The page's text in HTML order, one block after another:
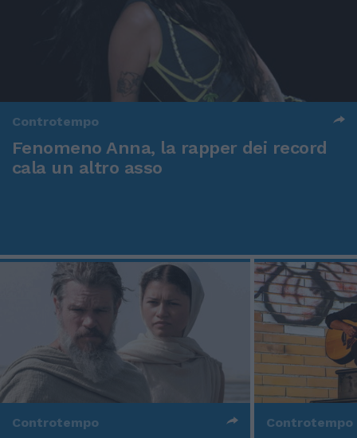
Controtempo
Fenomeno Anna, la rapper dei record
cala un altro asso
Controtempo Controtempo